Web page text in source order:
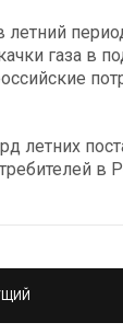
газа в
летних
в